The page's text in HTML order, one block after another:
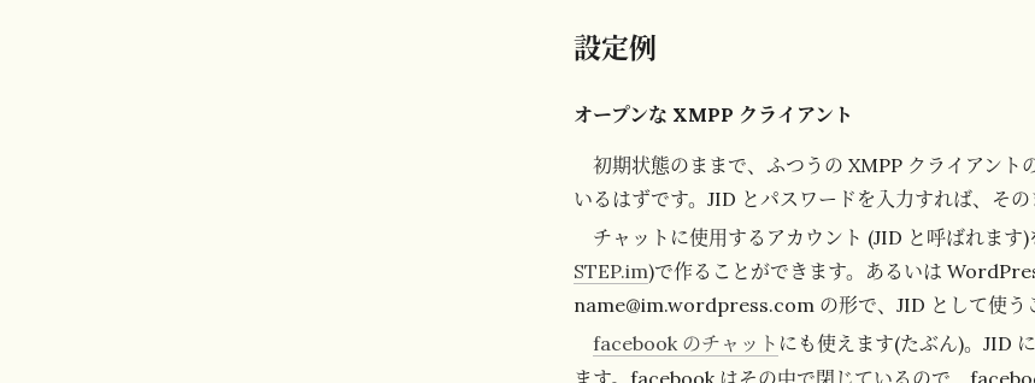
設定例
オープンな XMPP クライアント
初期状態のままで、ふつうの XMPP クライアン
いるはずです。JID とパスワードを入力すれば、その
チャットに使用するアカウント (JID と呼ばれま
STEP.im)で作ることができます。あるいは
name@im.wordpress.com の形で、JID として使う
facebook のチャット にも使えます(たぶん)。JID に
ます。facebook はその中で閉じているので、